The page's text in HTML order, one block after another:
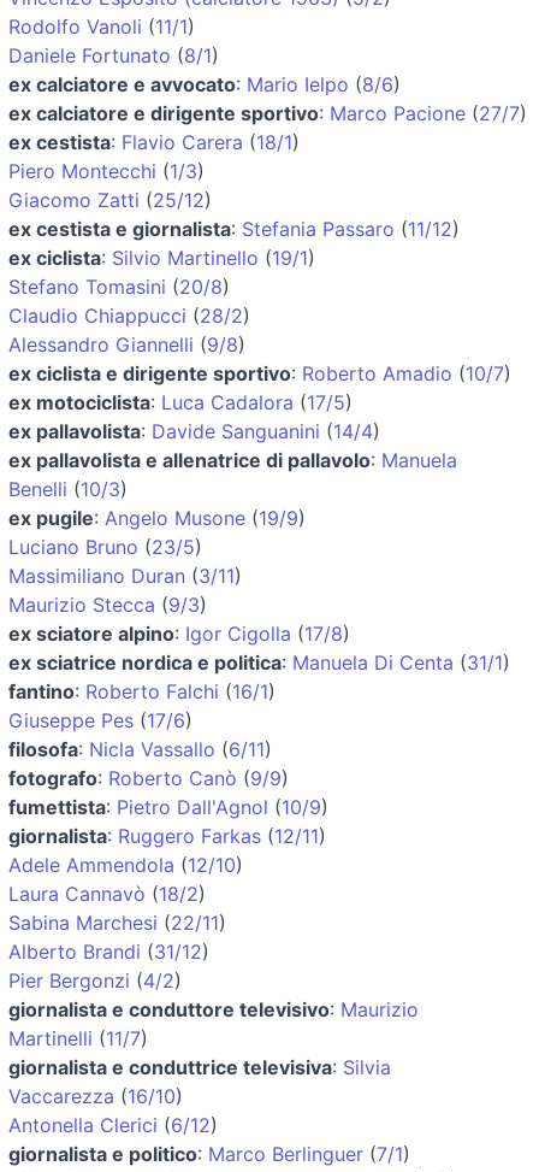
Rodolfo Vanoli (11/1)
Daniele Fortunato (8/1)
ex calciatore e avvocato: Mario Ielpo (8/6)
ex calciatore e dirigente sportivo: Marco Pacione (27/7)
ex cestista: Flavio Carera (18/1)
Piero Montecchi (1/3)
Giacomo Zatti (25/12)
ex cestista e giornalista: Stefania Passaro (11/12)
ex ciclista: Silvio Martinello (19/1)
Stefano Tomasini (20/8)
Claudio Chiappucci (28/2)
Alessandro Giannelli (9/8)
ex ciclista e dirigente sportivo: Roberto Amadio (10/7)
ex motociclista: Luca Cadalora (17/5)
ex pallavolista: Davide Sanguanini (14/4)
ex pallavolista e allenatrice di pallavolo: Manuela
Benelli (10/3)
ex pugile: Angelo Musone (19/9)
Luciano Bruno (23/5)
Massimiliano Duran (3/11)
Maurizio Stecca (9/3)
ex sciatore alpino: Igor Cigolla (17/8)
ex sciatrice nordica e politica: Manuela Di Centa (31/1)
fantino: Roberto Falchi (16/1)
Giuseppe Pes (17/6)
filosofa: Nicla Vassallo (6/11)
fotografo: Roberto Canò (9/9)
fumettista: Pietro Dall'Agnol (10/9)
giornalista: Ruggero Farkas (12/11)
Adele Ammendola (12/10)
Laura Cannavò (18/2)
Sabina Marchesi (22/11)
Alberto Brandi (31/12)
Pier Bergonzi (4/2)
giornalista e conduttore televisivo: Maurizio
Martinelli (11/7)
giornalista e conduttrice televisiva: Silvia
Vaccarezza (16/10)
Antonella Clerici (6/12)
giornalista e politico: Marco Berlinguer (7/1)